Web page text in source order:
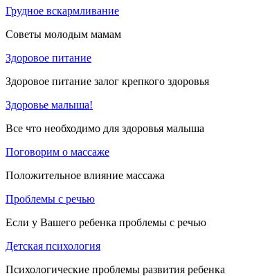
Грудное вскармливание
Советы молодым мамам
Здоровое питание
Здоровое питание залог крепкого здоровья
Здоровье малыша!
Все что необходимо для здоровья малыша
Поговорим о массаже
Положительное влияние массажа
Проблемы с речью
Если у Вашего ребенка проблемы с речью
Детская психология
Психологические проблемы развития ребенка